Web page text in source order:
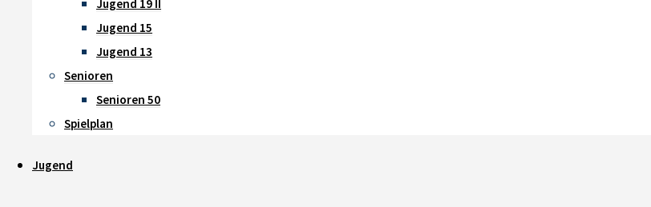
Jugend 19 II
Jugend 15
Jugend 13
Senioren
Senioren 50
Spielplan
Jugend